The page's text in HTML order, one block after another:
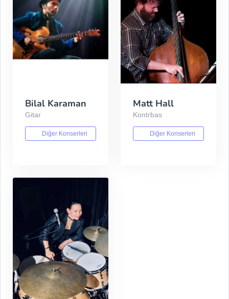
Bilal Karaman
Gitar
Diğer Konserleri
Matt Hall
Kontrbas
Diğer Konserleri